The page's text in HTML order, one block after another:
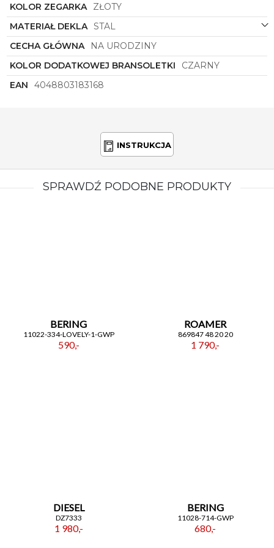
KOLOR ZEGARKA ZŁOTY
MATERIAŁ DEKLA STAL
CECHA GŁÓWNA
NA URODZINY
KOLOR DODATKOWEJ BRANSOLETKI
CZARNY
EAN
4048803183168
INSTRUKCJA
SPRAWDŹ PODOBNE PRODUKTY
BERING
11022-334-LOVELY-1-GWP
590,-
ROAMER
869847 48 20 20
1 790,-
DIESEL
DZ7333
1 980,-
BERING
11028-714-GWP
680,-